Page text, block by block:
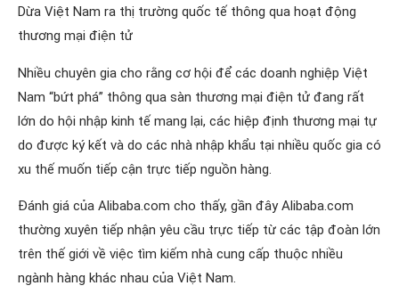
Dừa Việt Nam ra thị trường quốc tế thông qua hoạt động
thương mại điện tử
Nhiều chuyên gia cho rằng cơ hội để các doanh nghiệp Việt
Nam “bứt phá” thông qua sàn thương mại điện tử đang rất
lớn do hội nhập kinh tế mang lại, các hiệp định thương mại tự
do được ký kết và do các nhà nhập khẩu tại nhiều quốc gia có
xu thế muốn tiếp cận trực tiếp nguồn hàng.
Đánh giá của Alibaba.com cho thấy, gần đây Alibaba.com
thường xuyên tiếp nhận yêu cầu trực tiếp từ các tập đoàn lớn
trên thế giới về việc tìm kiếm nhà cung cấp thuộc nhiều
ngành hàng khác nhau của Việt Nam.